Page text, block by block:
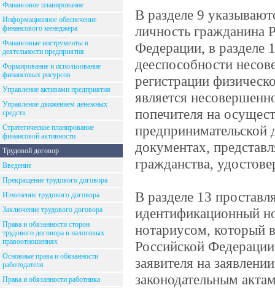
Финансовое планирование
Информационное обеспечение
финансового менеджера
Финансовые инструменты в
деятельности предприятия
Формирование и использование
финансовых рисурсов
Управление активами предприятия
Управление движением денежных
средств
Стратегическое планирование
финансовой активности
Трудовой договор
Введение
Прекращение трудового договора
Изменение трудового договора
Заключение трудового договора
Права и обязанности сторон
трудового договора в налоговых
правоотношениях
Основные права и обязанности
работодателя
Права и обязанности работника
В разделе 9
личность гражданина
Федерации, в разделе
дееспособности
регистрации
является
попечителя на
предпринимательской
документах,
гражданства,
В разделе 13
идентификационный
нотариусом, который в
Российской
заявителя на
законодательным